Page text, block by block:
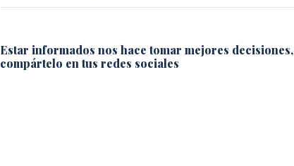
Estar informados nos hace tomar mejores decisiones,
compártelo en tus redes sociales